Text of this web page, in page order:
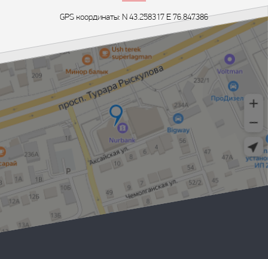
GPS координаты: N 43.258317 E 76.847386